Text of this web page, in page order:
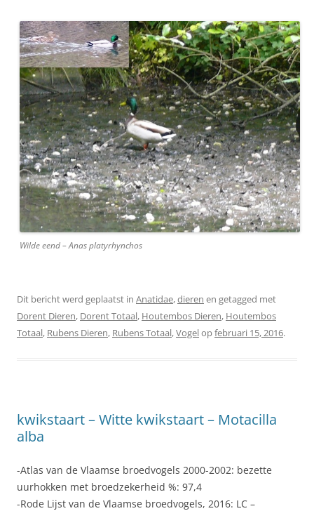
Wilde eend – Anas platyrhynchos
Dit bericht werd geplaatst in Anatidae,dieren en getagged met
Dorent Dieren, Dorent Totaal, Houtembos Dieren, Houtembos
Totaal, Rubens Dieren, Rubens Totaal,Vogelopfebruari 15, 2016.
kwikstaart – Witte kwikstaart – Motacilla
alba
-Atlas van de Vlaamse broedvogels 2000-2002: bezette
uurhokken met broedzekerheid %: 97,4
-Rode Lijst van de Vlaamse broedvogels, 2016: LC –